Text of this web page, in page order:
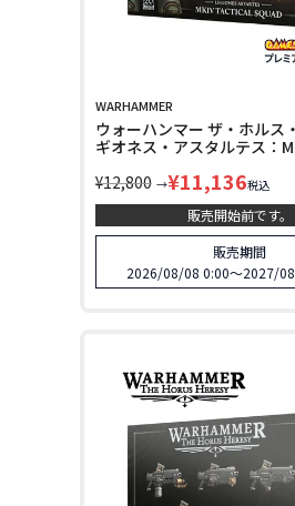
WARHAMMER
ウォーハンマー ザ・ホルス
ギオネス・アスタルテス：
Horus Heresy LEGIONES
MKIV TACTICAL SQUAD
¥12,800 →¥11,136税込
販売開始前です。
販売期間
2026/08/08 0:00〜2027/